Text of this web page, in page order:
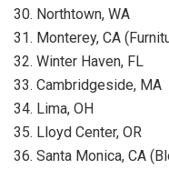
30. Northtown, WA
31. Monterey, CA
32. Winter Haven, FL
33. Cambridgeside, MA
34. Lima, OH
35. Lloyd Center, OR
36. Santa Monica, CA